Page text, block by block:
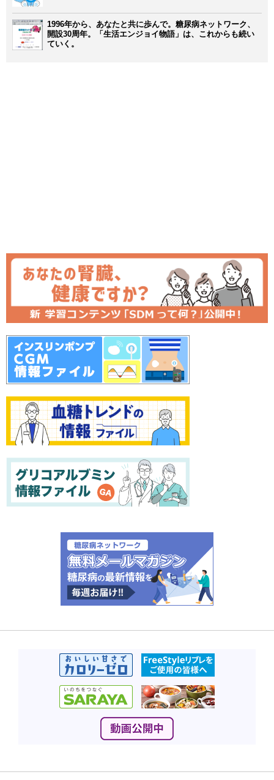
1996年から、あなたと共に歩んで。糖尿病ネットワーク、
開設30周年。「生活エンジョイ物語」は、これからも続い
ていく。